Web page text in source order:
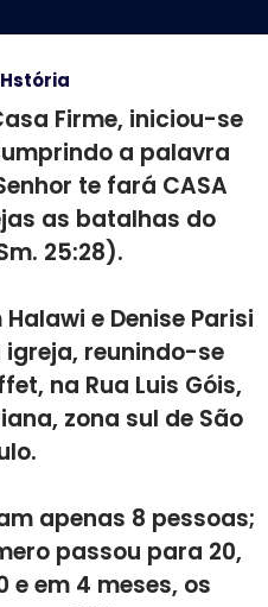
Firme, iniciou-se
a palavra
te fará CASA
as batalhas do
25:28).
e Denise Parisi
reunindo-se
na Rua Luis Góis,
zona sul de São
apenas 8 pessoas;
passou para 20,
e em 4 meses, os